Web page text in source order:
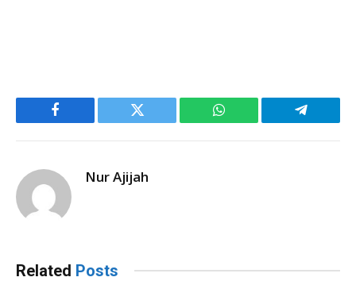
Facebook Twitter WhatsApp Telegram
Nur Ajijah
Related Posts